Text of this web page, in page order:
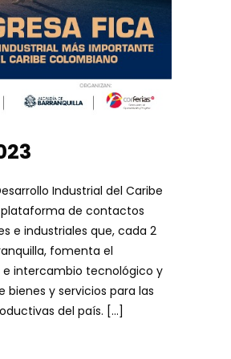
Industrial del Caribe
plataforma de contactos
e industriales que, cada 2
fomenta el
intercambio tecnológico y
bienes y servicios para las
del país. […]